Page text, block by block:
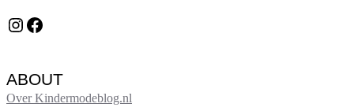
Instagram Facebook
ABOUT
Over Kindermodeblog.nl